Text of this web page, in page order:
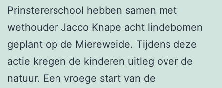
Prinstererschool hebben samen met
wethouder Jacco Knape acht lindebomen
geplant op de Miereweide. Tijdens deze
actie kregen de kinderen uitleg over de
natuur. Een vroege start van de